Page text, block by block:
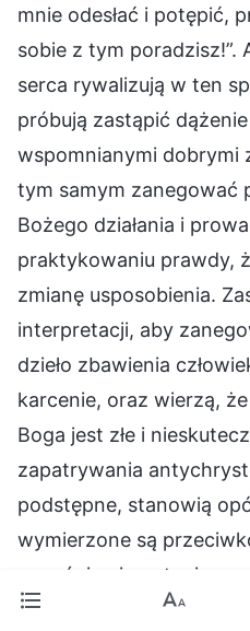
mnie odesłać i potępić,
sobie z tym poradzisz!”.
serca rywalizują w ten
próbują zastąpić
wspomnianymi dobrymi
tym samym zanegować
Bożego działania i
praktykowaniu prawdy,
zmianę usposobienia.
interpretacji, aby
dzieło zbawienia
karcenie, oraz wierzą,
Boga jest złe i
zapatrywania
podstępne, stanowią
wymierzone są
wyraźnie nie potępia, w
zaczynają z Nim